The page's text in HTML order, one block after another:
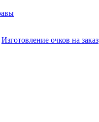
Изготовление очков на заказ